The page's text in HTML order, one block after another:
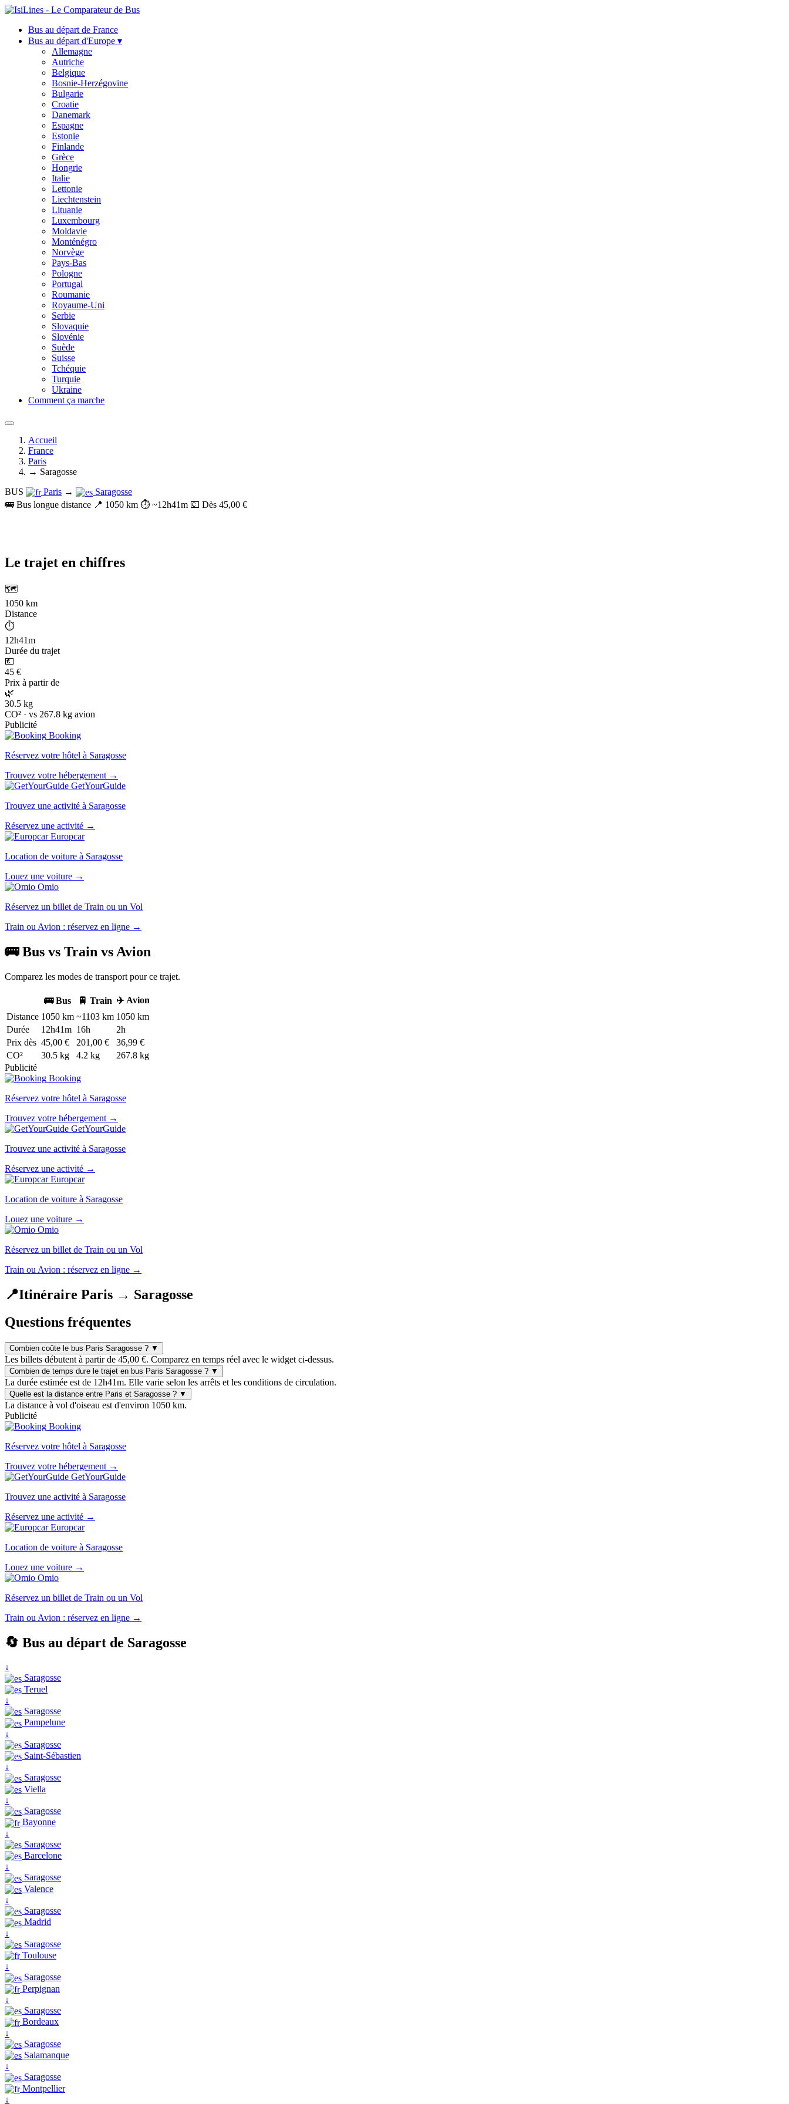
Bus au départ de France
Bus au départ d'Europe ▾
Allemagne
Autriche
Belgique
Bosnie-Herzégovine
Bulgarie
Croatie
Danemark
Espagne
Estonie
Finlande
Grèce
Hongrie
Italie
Lettonie
Liechtenstein
Lituanie
Luxembourg
Moldavie
Monténégro
Norvège
Pays-Bas
Pologne
Portugal
Roumanie
Royaume-Uni
Serbie
Slovaquie
Slovénie
Suède
Suisse
Tchéquie
Turquie
Ukraine
Comment ça marche
Accueil
France
Paris
→ Saragosse
BUS
Paris →
Saragosse
🚌 Bus longue distance 📍 1050 km ⏱️ ~12h41m 💶 Dès 45,00 €
Le trajet en chiffres
🗺️
1050 km
Distance
⏱️
12h41m
Durée du trajet
💶
45 €
Prix à partir de
🌿
30.5 kg
CO² · vs 267.8 kg avion
Publicité
Booking
Réservez votre hôtel à Saragosse
Trouvez votre hébergement →
GetYourGuide
Trouvez une activité à Saragosse
Réservez une activité →
Europcar
Location de voiture à Saragosse
Louez une voiture →
Omio
Réservez un billet de Train ou un Vol
Train ou Avion : réservez en ligne →
🚌 Bus vs Train vs Avion
Comparez les modes de transport pour ce trajet.
🚌 Bus 🚆 Train ✈️ Avion
Distance 1050 km ~1103 km 1050 km
Durée
12h41m 16h
2h
Prix dès 45,00 € 201,00 €
36,99 €
CO²
30.5 kg 4.2 kg
267.8 kg
Publicité
Booking
Réservez votre hôtel à Saragosse
Trouvez votre hébergement →
GetYourGuide
Trouvez une activité à Saragosse
Réservez une activité →
Europcar
Location de voiture à Saragosse
Louez une voiture →
Omio
Réservez un billet de Train ou un Vol
Train ou Avion : réservez en ligne →
📍Itinéraire Paris → Saragosse
Questions fréquentes
Combien coûte le bus Paris Saragosse ? ▼
Les billets débutent à partir de 45,00 €. Comparez en temps réel avec le widget ci-dessus.
Combien de temps dure le trajet en bus Paris Saragosse ? ▼
La durée estimée est de 12h41m. Elle varie selon les arrêts et les conditions de circulation.
Quelle est la distance entre Paris et Saragosse ? ▼
La distance à vol d'oiseau est d'environ 1050 km.
Publicité
Booking
Réservez votre hôtel à Saragosse
Trouvez votre hébergement →
GetYourGuide
Trouvez une activité à Saragosse
Réservez une activité →
Europcar
Location de voiture à Saragosse
Louez une voiture →
Omio
Réservez un billet de Train ou un Vol
Train ou Avion : réservez en ligne →
🔄 Bus au départ de Saragosse
↓
Saragosse
Teruel
↓
Saragosse
Pampelune
↓
Saragosse
Saint-Sébastien
↓
Saragosse
Viella
↓
Saragosse
Bayonne
↓
Saragosse
Barcelone
↓
Saragosse
Valence
↓
Saragosse
Madrid
↓
Saragosse
Toulouse
↓
Saragosse
Perpignan
↓
Saragosse
Bordeaux
↓
Saragosse
Salamanque
↓
Saragosse
Montpellier
↓